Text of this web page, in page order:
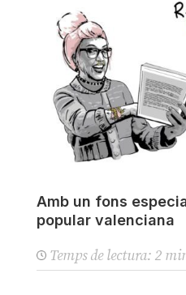
Amb un fons
popular valenciana
Temps de lectura: 2